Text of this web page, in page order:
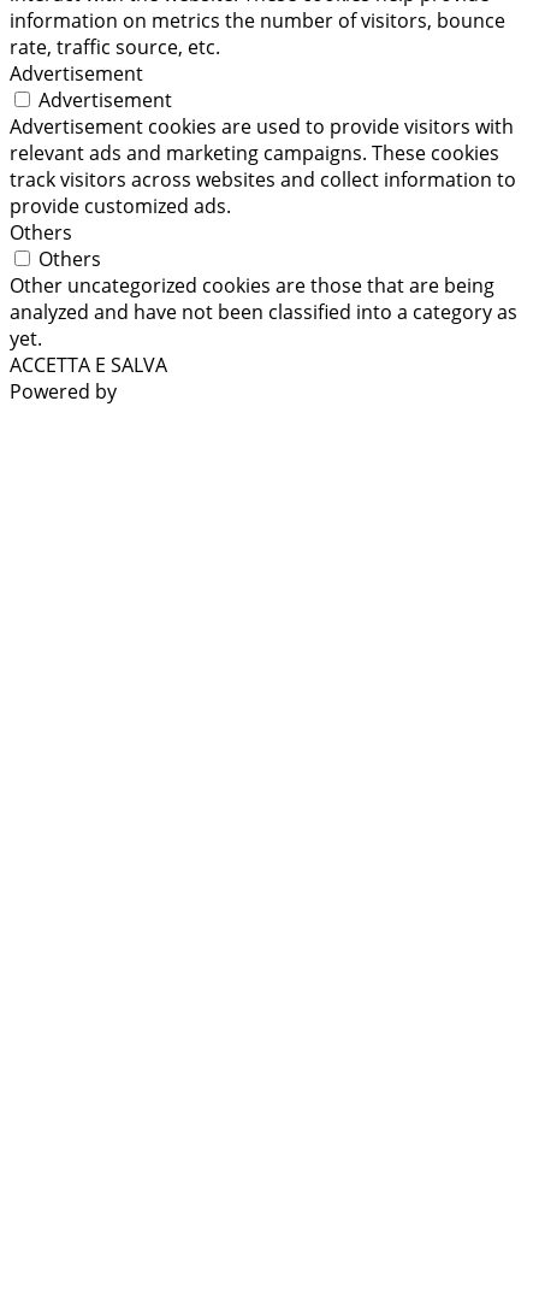
information on metrics the number of visitors, bounce
rate, traffic source, etc.
Advertisement
Advertisement
Advertisement cookies are used to provide visitors with
relevant ads and marketing campaigns. These cookies
track visitors across websites and collect information to
provide customized ads.
Others
Others
Other uncategorized cookies are those that are being
analyzed and have not been classified into a category as
yet.
ACCETTA E SALVA
Powered by